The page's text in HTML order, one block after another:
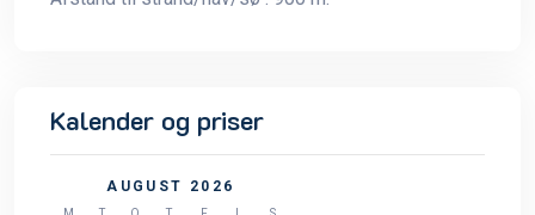
Kalender og priser
AUGUST 2026